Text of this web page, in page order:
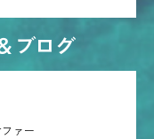
ブログ
ファー